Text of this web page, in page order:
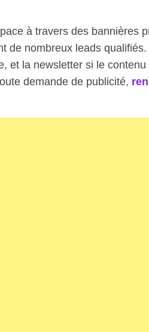
à travers des bannières
de nombreux leads qualifiés.
et la newsletter si le
demande de publicité,